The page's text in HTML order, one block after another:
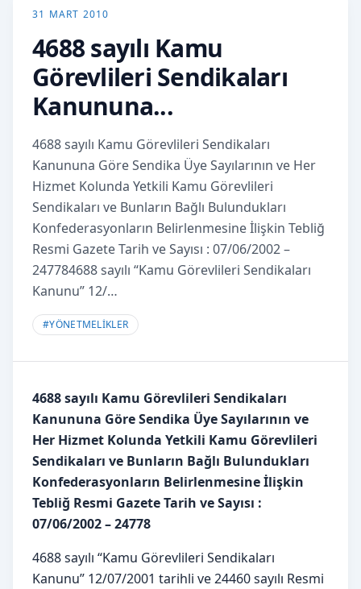
31 MART 2010
4688 sayılı Kamu
Görevlileri Sendikaları
Kanununa...
4688 sayılı Kamu Görevlileri Sendikaları
Kanununa Göre Sendika Üye Sayılarının ve Her
Hizmet Kolunda Yetkili Kamu Görevlileri
Sendikaları ve Bunların Bağlı Bulundukları
Konfederasyonların Belirlenmesine İlişkin Tebliğ
Resmi Gazete Tarih ve Sayısı : 07/06/2002 –
247784688 sayılı “Kamu Görevlileri Sendikaları
Kanunu” 12/…
#YÖNETMELİKLER
4688 sayılı Kamu Görevlileri Sendikaları
Kanununa Göre Sendika Üye Sayılarının ve
Her Hizmet Kolunda Yetkili Kamu Görevlileri
Sendikaları ve Bunların Bağlı Bulundukları
Konfederasyonların Belirlenmesine İlişkin
Tebliğ Resmi Gazete Tarih ve Sayısı :
07/06/2002 – 24778
4688 sayılı “Kamu Görevlileri Sendikaları
Kanunu” 12/07/2001 tarihli ve 24460 sayılı Resmi